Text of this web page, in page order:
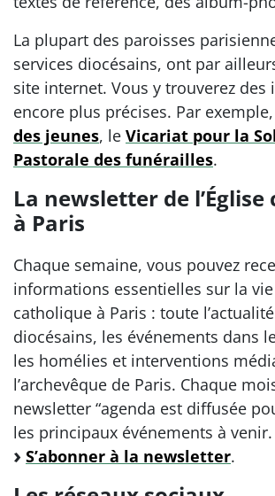
La plupart des paroisses
services diocésains, ont par
site internet. Vous y trouverez
encore plus précises. Par
des jeunes, le Vicariat pour la
Pastorale des funérailles.
La newsletter de
à Paris
Chaque semaine, vous pouvez
informations essentielles sur la vie
catholique à Paris : toute
diocésains, les événements dans
les homélies et interventions
l’archevêque de Paris. Chaque
newsletter “agenda est diffusée
les principaux événements à venir.
S’abonner à la newsletter.